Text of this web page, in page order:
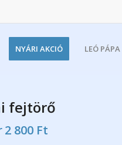
NYÁRI AKCIÓ LEÓ PÁPA
fejtörő
2 800 Ft